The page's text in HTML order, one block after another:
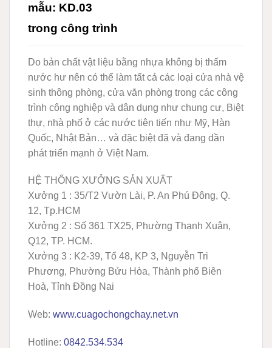
mẫu: KD.03
trong công trình
Do bản chất vật liệu bằng nhựa không bị thấm
nước hư nên có thể làm tất cả các loại cửa nhà vệ
sinh thông phòng, cửa văn phòng trong các công
trình công nghiệp và dân dụng như chung cư, Biệt
thự, nhà phố ở các nước tiên tiến như Mỹ, Hàn
Quốc, Nhật Bản… và đặc biệt đã và đang dần
phát triển mạnh ở Việt Nam.
HỆ THỐNG XƯỞNG SẢN XUẤT
Xưởng 1 : 35/T2 Vườn Lài, P. An Phú Đông, Q.
12, Tp.HCM
Xưởng 2 : Số 361 TX25, Phường Thạnh Xuân,
Q12, TP. HCM.
Xưởng 3 : K2-39, Tổ 48, KP 3, Nguyễn Tri
Phương, Phường Bửu Hòa, Thành phố Biên
Hoà, Tỉnh Đồng Nai
Web: www.cuagochongchay.net.vn
Hotline: 0842.534.534